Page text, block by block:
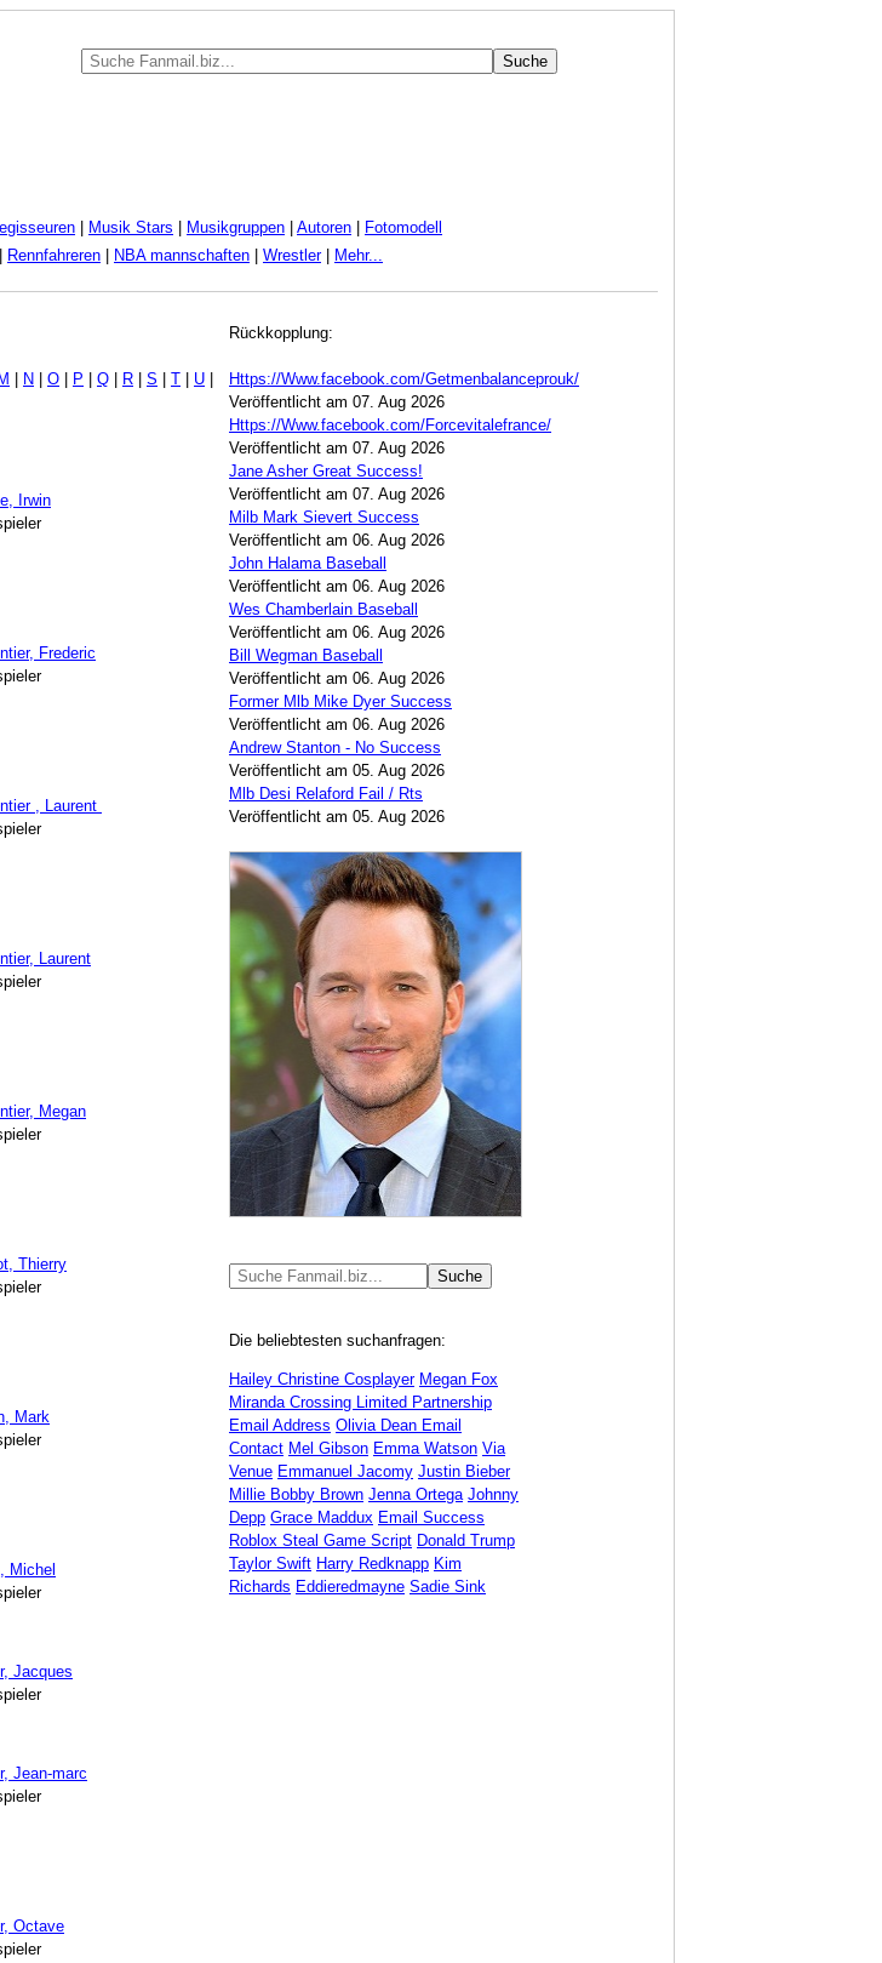
Musik Stars Musikgruppen Autoren
Fotomodell
Rennfahreren NBA mannschaften Wrestler| Mehr...
M N O P Q R S T U
Irwin
Frederic
, Laurent
Laurent
Megan
Thierry
Mark
Michel
Jacques
Jean-marc
Octave
Rückkopplung:
Https://Www.facebook.com/Getmenbalanceprouk/
Veröffentlicht am 07. Aug 2026
Https://Www.facebook.com/Forcevitalefrance/
Veröffentlicht am 07. Aug 2026
Jane Asher Great Success!
Veröffentlicht am 07. Aug 2026
Milb Mark Sievert Success
Veröffentlicht am 06. Aug 2026
John Halama Baseball
Veröffentlicht am 06. Aug 2026
Wes Chamberlain Baseball
Veröffentlicht am 06. Aug 2026
Bill Wegman Baseball
Veröffentlicht am 06. Aug 2026
Former Mlb Mike Dyer Success
Veröffentlicht am 06. Aug 2026
Andrew Stanton - No Success
Veröffentlicht am 05. Aug 2026
Mlb Desi Relaford Fail / Rts
Veröffentlicht am 05. Aug 2026
Die beliebtesten suchanfragen:
Hailey Christine Cosplayer Megan Fox
Miranda Crossing Limited Partnership
Email Address Olivia Dean Email
Contact Mel Gibson Emma Watson Via
Venue Emmanuel Jacomy Justin Bieber
Millie Bobby Brown Jenna Ortega Johnny
Depp Grace Maddux Email Success
Roblox Steal Game Script Donald Trump
Taylor Swift Harry Redknapp Kim
Richards Eddieredmayne Sadie Sink